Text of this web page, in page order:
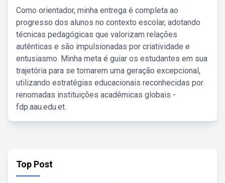
Como orientador, minha entrega é completa ao
progresso dos alunos no contexto escolar, adotando
técnicas pedagógicas que valorizam relações
autênticas e são impulsionadas por criatividade e
entusiasmo. Minha meta é guiar os estudantes em sua
trajetória para se tornarem uma geração excepcional,
utilizando estratégias educacionais reconhecidas por
renomadas instituições acadêmicas globais -
fdp.aau.edu.et.
Top Post